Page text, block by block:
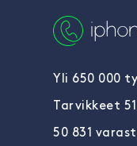
Yli 650 000
Tarvikkeet
50 831